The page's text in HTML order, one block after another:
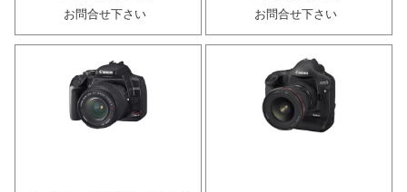
お問合せ下さい
お問合せ下さい